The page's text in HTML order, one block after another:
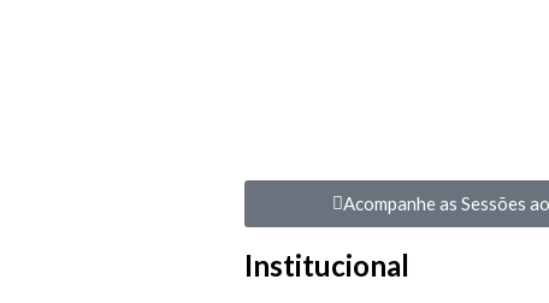
Acompanhe as Sessões
Institucional